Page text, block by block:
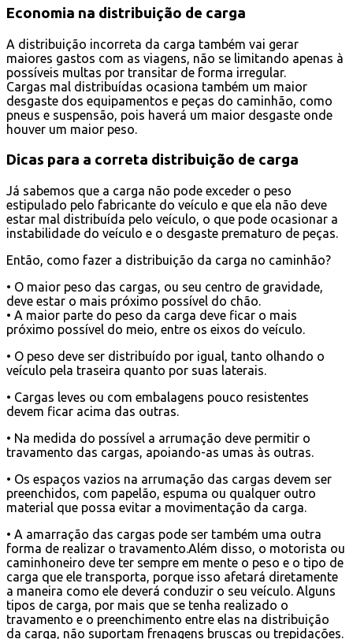
Economia na distribuição de carga
A distribuição incorreta da carga também vai gerar
maiores gastos com as viagens, não se limitando apenas à
possíveis multas por transitar de forma irregular.
Cargas mal distribuídas ocasiona também um maior
desgaste dos equipamentos e peças do caminhão, como
pneus e suspensão, pois haverá um maior desgaste onde
houver um maior peso.
Dicas para a correta distribuição de carga
Já sabemos que a carga não pode exceder o peso
estipulado pelo fabricante do veículo e que ela não deve
estar mal distribuída pelo veículo, o que pode ocasionar a
instabilidade do veículo e o desgaste prematuro de peças.
Então, como fazer a distribuição da carga no caminhão?
• O maior peso das cargas, ou seu centro de gravidade,
deve estar o mais próximo possível do chão.
• A maior parte do peso da carga deve ficar o mais
próximo possível do meio, entre os eixos do veículo.
• O peso deve ser distribuído por igual, tanto olhando o
veículo pela traseira quanto por suas laterais.
• Cargas leves ou com embalagens pouco resistentes
devem ficar acima das outras.
• Na medida do possível a arrumação deve permitir o
travamento das cargas, apoiando-as umas às outras.
• Os espaços vazios na arrumação das cargas devem ser
preenchidos, com papelão, espuma ou qualquer outro
material que possa evitar a movimentação da carga.
• A amarração das cargas pode ser também uma outra
forma de realizar o travamento.Além disso, o motorista ou
caminhoneiro deve ter sempre em mente o peso e o tipo de
carga que ele transporta, porque isso afetará diretamente
a maneira como ele deverá conduzir o seu veículo. Alguns
tipos de carga, por mais que se tenha realizado o
travamento e o preenchimento entre elas na distribuição
da carga, não suportam frenagens bruscas ou trepidações.